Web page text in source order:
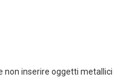
non inserire oggetti metallici